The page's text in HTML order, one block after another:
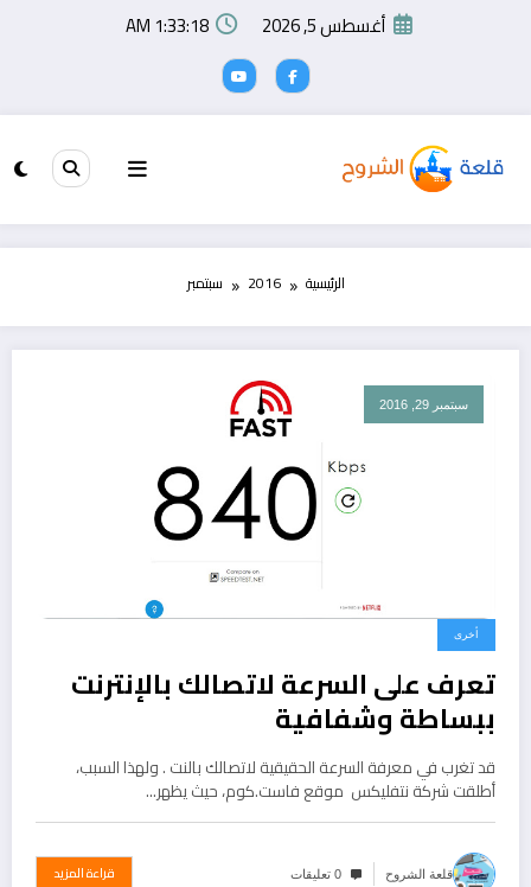
أغسطس 5, 2026 1:33:19 AM
الرئيسية 2016 سبتمبر
سبتمبر 29, 2016
أخرى
تعرف على السرعة لاتصالك بالإنترنت
ببساطة وشفافية
قد تغرب في معرفة السرعة الحقيقية لاتصالك بالنت . ولهذا السبب،
أطلقت شركة نتفليكس موقع فاست.كوم، حيث يظهر…
قلعة الشروح 0 تعليقات قراءة المزيد